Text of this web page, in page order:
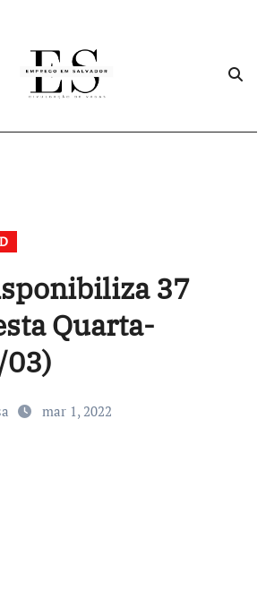
37
Quarta-
mar 1, 2022